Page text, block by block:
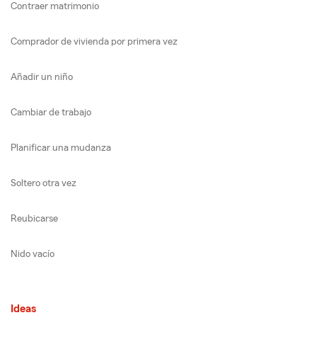
Contraer matrimonio
Comprador de vivienda por primera vez
Añadir un niño
Cambiar de trabajo
Planificar una mudanza
Soltero otra vez
Reubicarse
Nido vacío
Ideas